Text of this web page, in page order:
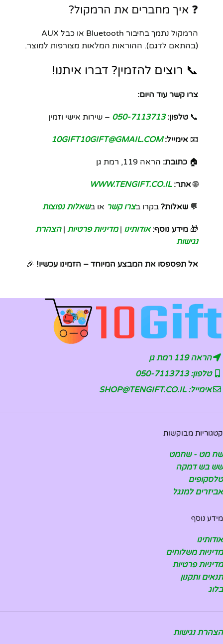
❓ איך מחברים את הרמקול?
הרמקול נתמך בחיבור Bluetooth או כבל AUX
(בהתאם לדגם). ההוראות המלאות מצורפות למוצר.
📞 רוצים להזמין? דברו איתנו!
צרו קשר עוד היום:
📞 טלפון: 050-7113713 – שירות אישי וזמין
📧 אימייל: 10GIFT10GIFT@GMAIL.COM
🏠 כתובת: הראה 119, רמת גן
🌐אתר: WWW.TENGIFT.CO.IL
💬 שאלות? בקרו בצרו קשר או בשאלות נפוצות
🎁 מידע נוסף: אודותינו |מדיניות פרטיות |הצהרת
נגישות
אל תפספסו את המבצע המיוחד – הזמינו עכשיו! 🎉
הראה 119 רמת גן
טלפון: 050-7113713
אימייל: SHOP@TENGIFT.CO.IL
קטגוריות מבוקשות
שח מט - שחמט
שש בש דמקה
טלסקופים
אביזרים למנגל
מידע נוסף
אודותינו
מדיניות משלוחים
מדיניות פרטיות
תנאים ותקנון
בלוג
הצהרת נגישות